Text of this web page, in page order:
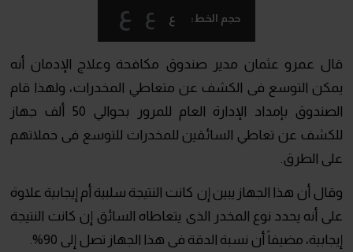
حجم الخط: ع ع ع
قال عمرو عثمان مدير صندوق مكافحة وعلاج الإدمان أنه
يمكن التوسع فى الكشف عن متعاطي المخدرات، ولهذا قام
الصندوق بإمداد الإدارة العام للمرور بحوالي 50 ألف جهاز
للكشف عن تعاطي السائقين للمخدرات للتوسع فى حملاتهم
على الطرق.
وقال أن هذا الجهاز يبين إن كانت النتيجة سلبية أم إيجابية علاوة
على أنه يحدد نوع المخدر الذى يتعاطاه السائق إن كانت النتيجة
إيجابية، مضيفاً أن نسبة الدقة فى هذا الجهاز تصل إلى 90%.